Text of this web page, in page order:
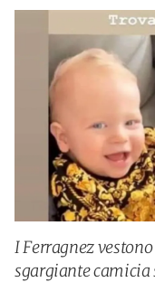
I Ferragnez
sgargiante